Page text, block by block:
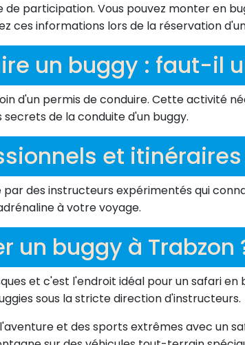
participation. Vous pouvez monter en
ces informations lors de la réservation
un buggy : faut-il
d'un permis de conduire. Cette activité
de la conduite d'un buggy.
et
des instructeurs expérimentés qui
à votre voyage.
un buggy à Trabzon
et c'est l'endroit idéal pour un safari en
sous la stricte direction d'instructeurs.
et des sports extrêmes avec un